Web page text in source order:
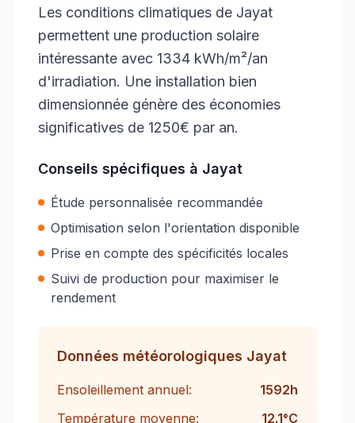
Les conditions climatiques de Jayat
permettent une production solaire
intéressante avec 1334 kWh/m²/an
d'irradiation. Une installation bien
dimensionnée génère des économies
significatives de 1250€ par an.
Conseils spécifiques à Jayat
Étude personnalisée recommandée
Optimisation selon l'orientation disponible
Prise en compte des spécificités locales
Suivi de production pour maximiser le
rendement
Données météorologiques Jayat
Ensoleillement annuel: 1592h
Température moyenne:
12.1°C